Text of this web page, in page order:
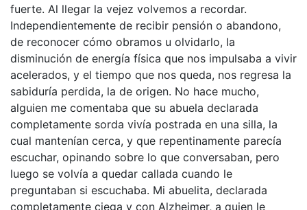
fuerte. Al llegar la vejez volvemos a recordar.
Independientemente de recibir pensión o abandono,
de reconocer cómo obramos u olvidarlo, la
disminución de energía física que nos impulsaba a vivir
acelerados, y el tiempo que nos queda, nos regresa la
sabiduría perdida, la de origen. No hace mucho,
alguien me comentaba que su abuela declarada
completamente sorda vivía postrada en una silla, la
cual mantenían cerca, y que repentinamente parecía
escuchar, opinando sobre lo que conversaban, pero
luego se volvía a quedar callada cuando le
preguntaban si escuchaba. Mi abuelita, declarada
completamente ciega y con Alzheimer, a quien le